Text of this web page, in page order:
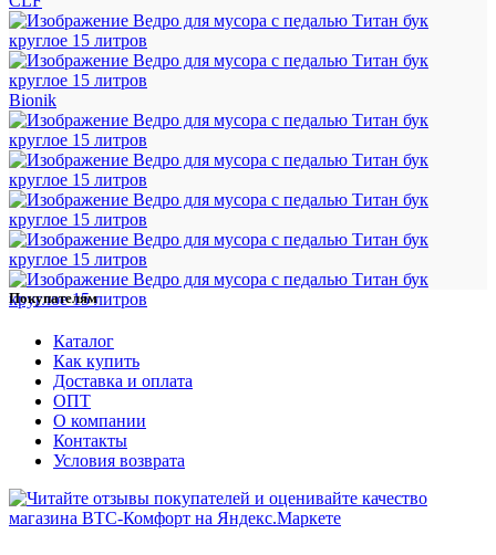
Bionik
Покупателям
Каталог
Как купить
Доставка и оплата
ОПТ
О компании
Контакты
Условия возврата